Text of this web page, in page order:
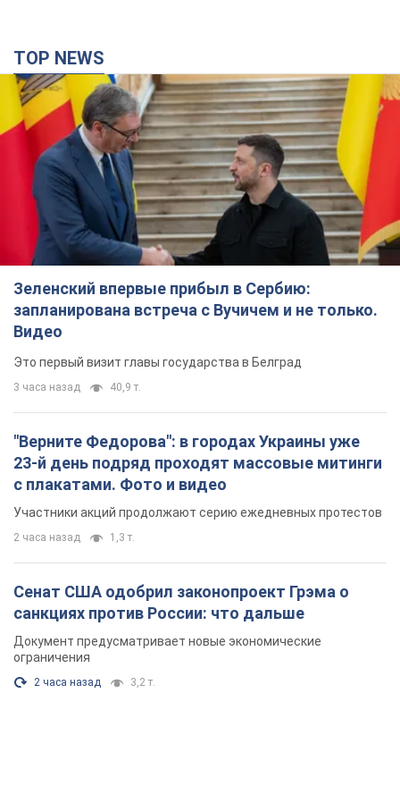
TOP NEWS
Зеленский впервые прибыл в Сербию:
запланирована встреча с Вучичем и не только.
Видео
Это первый визит главы государства в Белград
3 часа назад 40,9 т.
"Верните Федорова": в городах Украины уже
23-й день подряд проходят массовые митинги
с плакатами. Фото и видео
Участники акций продолжают серию ежедневных протестов
2 часа назад 1,3 т.
Сенат США одобрил законопроект Грэма о
санкциях против России: что дальше
Документ предусматривает новые экономические
ограничения
2 часа назад 3,2 т.